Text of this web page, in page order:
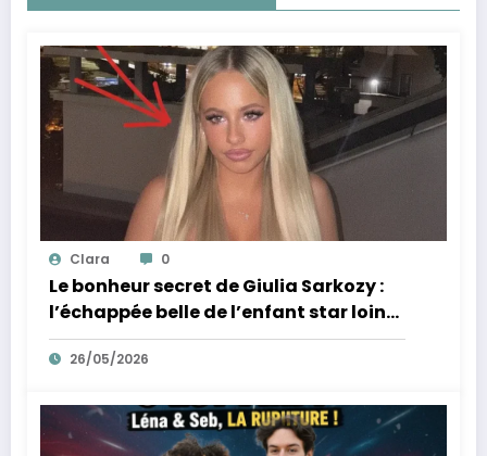
Clara 0
Le bonheur secret de Giulia Sarkozy :
l’échappée belle de l’enfant star loin
des tumultes familiaux.
26/05/2026